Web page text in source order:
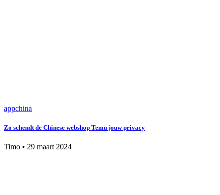
appchina
Zo schendt de Chinese webshop Temu jouw privacy
Timo • 29 maart 2024